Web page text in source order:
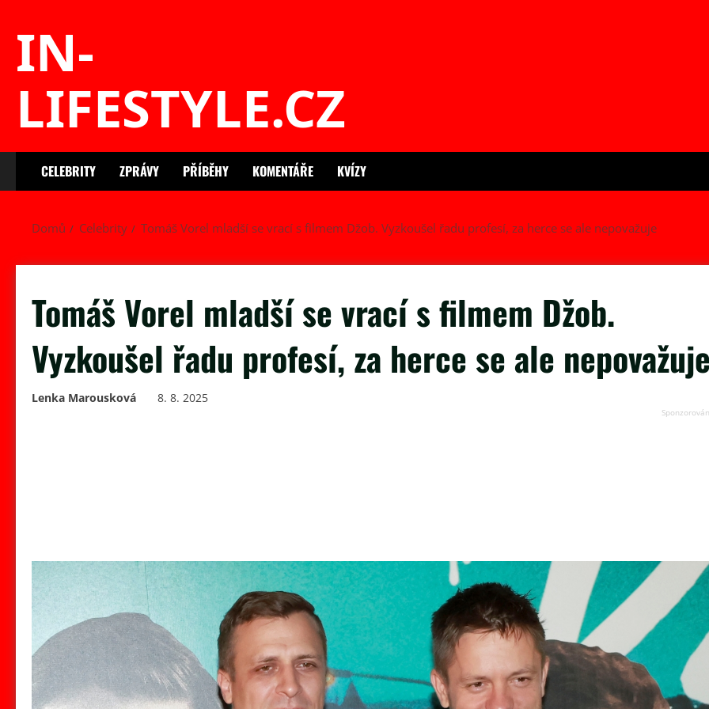
IN-
LIFESTYLE.CZ
CELEBRITY ZPRÁVY PŘÍBĚHY KOMENTÁŘE KVÍZY
Domů Celebrity Tomáš Vorel mladší se vrací s filmem Džob. Vyzkoušel řadu profesí, za herce se ale nepovažuje
Tomáš Vorel mladší se vrací s filmem Džob.
Vyzkoušel řadu profesí, za herce se ale
Lenka Marousková 8. 8. 2025